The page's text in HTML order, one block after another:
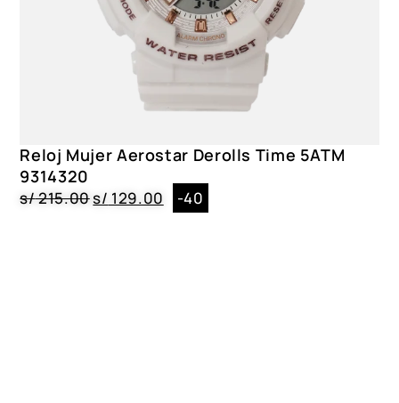
Reloj Mujer Aerostar Derolls Time 5ATM
9314320
s/215.00s/ 129.00 -40